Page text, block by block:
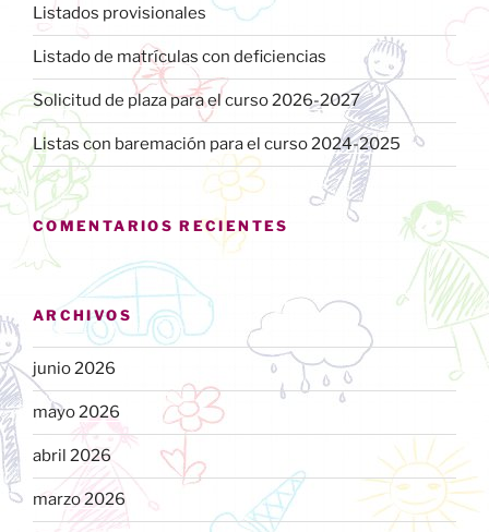
Listados provisionales
Listado de matrículas con deficiencias
Solicitud de plaza para el curso 2026-2027
Listas con baremación para el curso 2024-2025
COMENTARIOS RECIENTES
ARCHIVOS
junio 2026
mayo 2026
abril 2026
marzo 2026